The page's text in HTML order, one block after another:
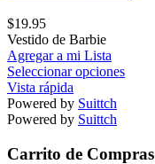
$19.95
Vestido de Barbie
Agregar a mi Lista
Seleccionar opciones
Vista rápida
Powered by Suittch
Powered by Suittch
Carrito de Compras